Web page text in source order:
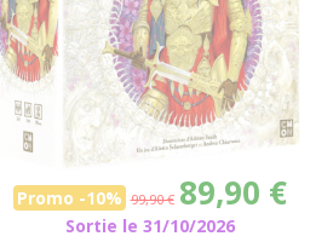
Promo -10% 99,90 € 89,90 €
Sortie le 31/10/2026